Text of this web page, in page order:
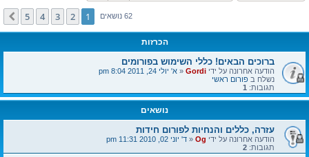
62 נושאים 1
2
3
4
5 הבא
הכרזות
ברוכים הבאים! כללי השימוש בפורומים
הודעה אחרונה על ידי Gordi
«א' יולי 24, 2011 8:04 pm
נשלח בפורום ראשי
תגובות: 1
נושאים
עזרה, כללים והנחיות לפורום חידות
הודעה אחרונה על ידי Og
«ד' יוני 02, 2010 11:31 pm
תגובות: 2